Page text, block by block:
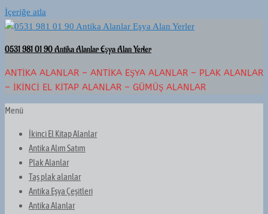
İçeriğe atla
0531 981 01 90 Antika Alanlar Eşya Alan Yerler
ANTIKA ALANLAR – ANTIKA EŞYA ALANLAR – PLAK ALANLAR
– İKINCI EL KITAP ALANLAR – GÜMÜŞ ALANLAR
Menü
İkinci El Kitap Alanlar
Antika Alım Satım
Plak Alanlar
Taş plak alanlar
Antika Eşya Çeşitleri
Antika Alanlar